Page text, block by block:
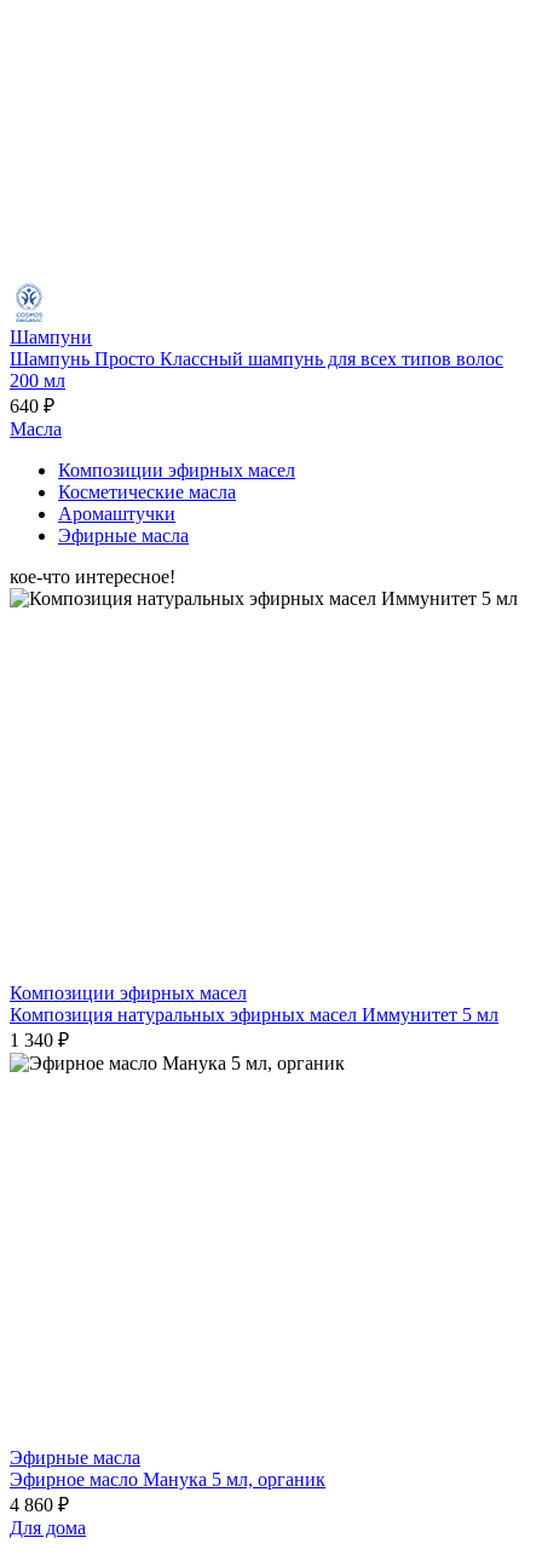
Шампуни
Шампунь Просто Классный шампунь для всех типов волос
200 мл
640 ₽
Масла
Композиции эфирных масел
Косметические масла
Аромаштучки
Эфирные масла
кое-что интересное!
Композиции эфирных масел
Композиция натуральных эфирных масел Иммунитет 5 мл
1 340 ₽
Эфирные масла
Эфирное масло Манука 5 мл, органик
4 860 ₽
Для дома